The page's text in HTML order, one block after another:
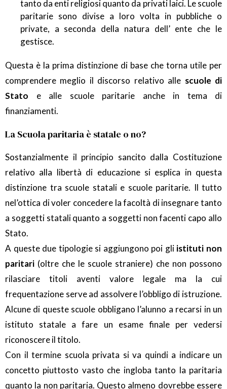
tanto da enti religiosi quanto da privati laici. Le scuole
paritarie sono divise a loro volta in pubbliche o
private, a seconda della natura dell’ ente che le
gestisce.
Questa è la prima distinzione di base che torna utile per
comprendere meglio il discorso relativo alle scuole di
Stato e alle scuole paritarie anche in tema di
finanziamenti.
La Scuola paritaria è statale o no?
Sostanzialmente il principio sancito dalla Costituzione
relativo alla libertà di educazione si esplica in questa
distinzione tra scuole statali e scuole paritarie. Il tutto
nel’ottica di voler concedere la facoltà di insegnare tanto
a soggetti statali quanto a soggetti non facenti capo allo
Stato.
A queste due tipologie si aggiungono poi gli istituti non
paritari (oltre che le scuole straniere) che non possono
rilasciare titoli aventi valore legale ma la cui
frequentazione serve ad assolvere l’obbligo di istruzione.
Alcune di queste scuole obbligano l’alunno a recarsi in un
istituto statale a fare un esame finale per vedersi
riconoscere il titolo.
Con il termine scuola privata si va quindi a indicare un
concetto piuttosto vasto che ingloba tanto la paritaria
quanto la non paritaria. Questo almeno dovrebbe essere